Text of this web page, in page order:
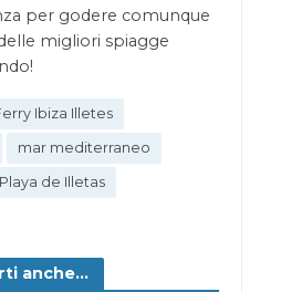
per godere comunque
migliori spiagge
Ibiza Illetes
mar mediterraneo
Playa de Illetas
anche...